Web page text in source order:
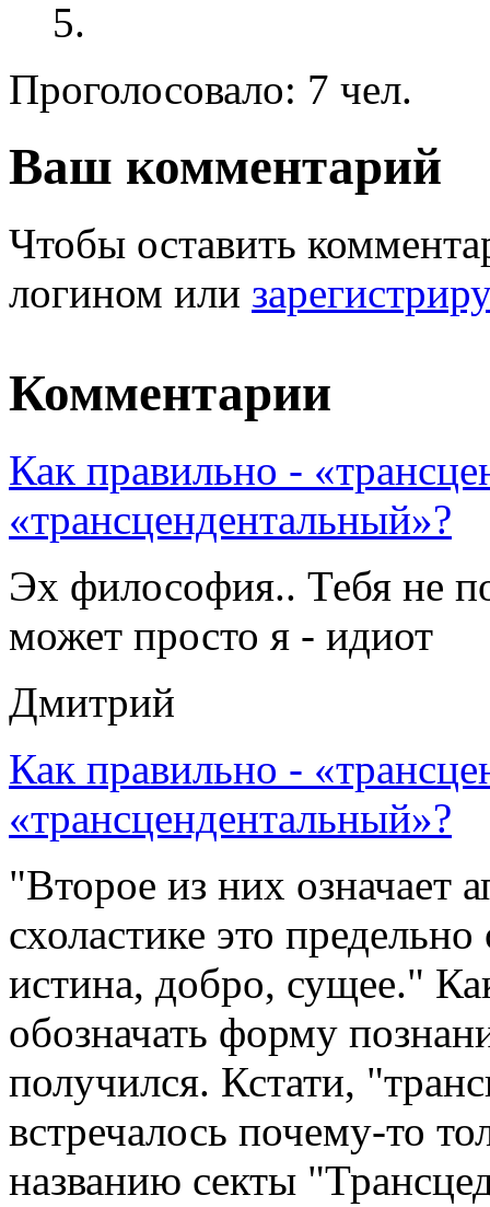
Проголосовало: 7 чел.
Ваш комментарий
Чтобы оставить
логином или
Комментарии
Как правильно -
«трансцендентальный»?
Эх философия.. Тебя не
может просто я - идиот
Дмитрий
Как правильно -
«трансцендентальный»?
"Второе из них означает
схоластике это
истина, добро, сущее."
обозначать форму
получился. Кстати,
встречалось почему-то
названию секты